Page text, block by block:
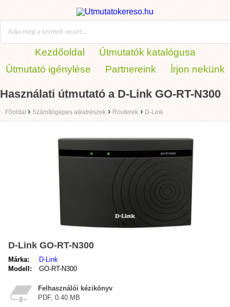
Kezdőoldal
Útmutatók katalógusa
Útmutató igénylése
Partnereink Írjon nekünk
Használati útmutató a D-Link GO-RT-N300
Főoldal › Számítógépes alkatrészek › Routerek › D-Link
D-Link GO-RT-N300
Márka:
D-Link
Modell:
GO-RT-N300
Felhasználói kézikönyv
PDF, 0.40 MB